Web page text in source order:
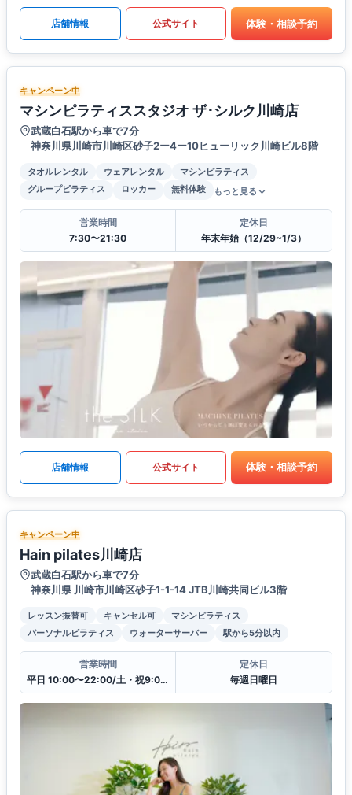
店舗情報 公式サイト 体験・相談予約
キャンペーン中
マシンピラティススタジオ ザ･シルク川崎店
武蔵白石駅から車で7分
神奈川県川崎市川崎区砂子2ー4ー10ヒューリック川崎ビル8階
タオルレンタル ウェアレンタル
マシンピラティス
グループピラティス
ロッカー 無料体験 もっと見る
営業時間
7:30〜21:30
定休日
年末年始（12/29~1/3）
店舗情報 公式サイト 体験・相談予約
キャンペーン中
Hain pilates川崎店
武蔵白石駅から車で7分
神奈川県 川崎市川崎区砂子1-1-14 JTB川崎共同ビル3階
レッスン振替可 キャンセル可
マシンピラティス
パーソナルピラティス
ウォーターサーバー 駅から5分以内
営業時間
平日 10:00〜22:00/土・祝9:00〜21:00
定休日
毎週日曜日